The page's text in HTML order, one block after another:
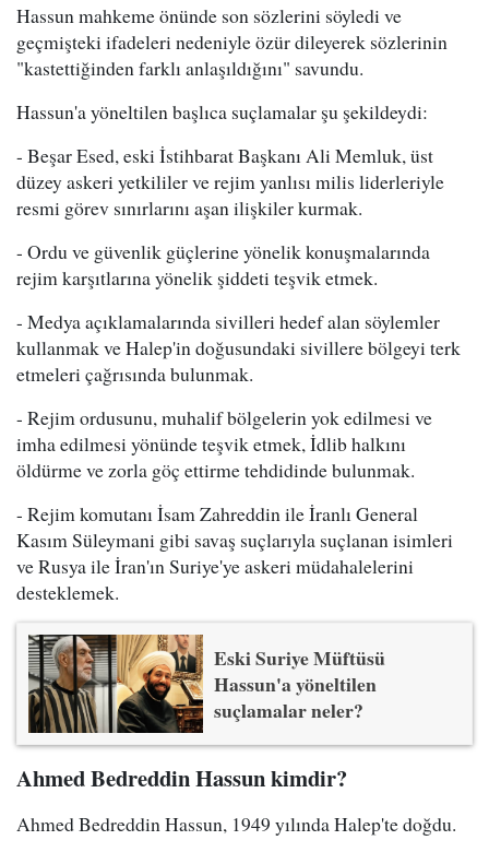
Hassun mahkeme önünde son sözlerini söyledi ve
geçmişteki ifadeleri nedeniyle özür dileyerek sözlerinin
"kastettiğinden farklı anlaşıldığını" savundu.
Hassun'a yöneltilen başlıca suçlamalar şu şekildeydi:
- Beşar Esed, eski İstihbarat Başkanı Ali Memluk, üst
düzey askeri yetkililer ve rejim yanlısı milis liderleriyle
resmi görev sınırlarını aşan ilişkiler kurmak.
- Ordu ve güvenlik güçlerine yönelik konuşmalarında
rejim karşıtlarına yönelik şiddeti teşvik etmek.
- Medya açıklamalarında sivilleri hedef alan söylemler
kullanmak ve Halep'in doğusundaki sivillere bölgeyi terk
etmeleri çağrısında bulunmak.
- Rejim ordusunu, muhalif bölgelerin yok edilmesi ve
imha edilmesi yönünde teşvik etmek, İdlib halkını
öldürme ve zorla göç ettirme tehdidinde bulunmak.
- Rejim komutanı İsam Zahreddin ile İranlı General
Kasım Süleymani gibi savaş suçlarıyla suçlanan isimleri
ve Rusya ile İran'ın Suriye'ye askeri müdahalelerini
desteklemek.
Eski Suriye Müftüsü
Hassun'a yöneltilen
suçlamalar neler?
Ahmed Bedreddin Hassun kimdir?
Ahmed Bedreddin Hassun, 1949 yılında Halep'te doğdu.